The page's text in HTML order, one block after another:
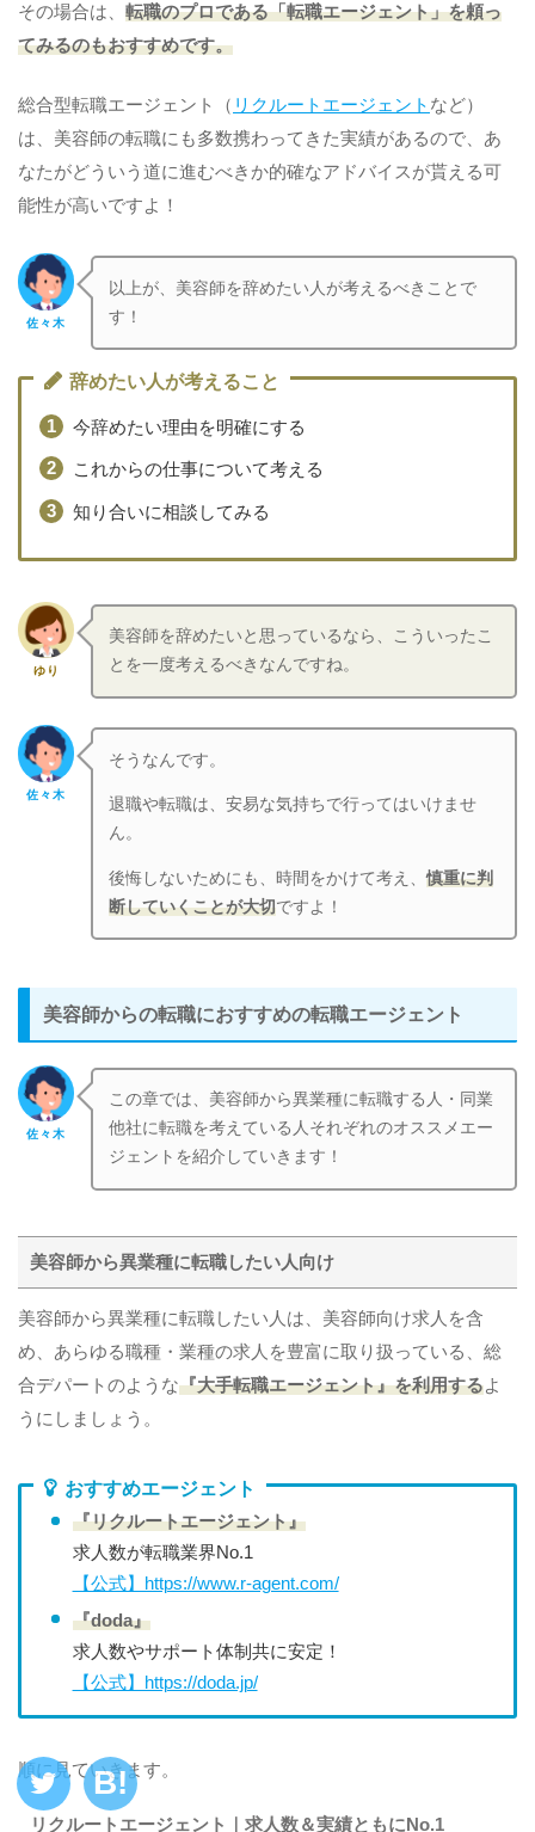
その場合は、 転職のプロである「転職エージェント」を頼っ
てみるのもおすすめです。
総合型転職エージェント（ リクルートエージェント など）
は、美容師の転職にも多数携わってきた実績があるので、あ
なたがどういう道に進むべきか的確なアドバイスが貰える可
能性が高いですよ！
佐々木
以上が、美容師を辞めたい人が考えるべきことで
す！
辞めたい人が考えること
今辞めたい理由を明確にする
これからの仕事について考える
知り合いに相談してみる
ゆり
美容師を辞めたいと思っているなら、こういったこ
とを一度考えるべきなんですね。
佐々木
そうなんです。
退職や転職は、安易な気持ちで行ってはいけませ
ん。
後悔しないためにも、時間をかけて考え、慎重に判
断していくことが大切ですよ！
美容師からの転職におすすめの転職エージェント
佐々木
この章では、美容師から異業種に転職する人・同業
他社に転職を考えている人それぞれのオススメエー
ジェントを紹介していきます！
美容師から異業種に転職したい人向け
美容師から異業種に転職したい人は、美容師向け求人を含
め、あらゆる職種・業種の求人を豊富に取り扱っている、総
合デパートのような『大手転職エージェント』を利用するよ
うにしましょう。
おすすめエージェント
『リクルートエージェント』
求人数が転職業界No.1
【公式】https://www.r-agent.com/
『doda』
求人数やサポート体制共に安定！
【公式】https://doda.jp/
順に見ていきます。
リクルートエージェント｜求人数＆実績ともにNo.1